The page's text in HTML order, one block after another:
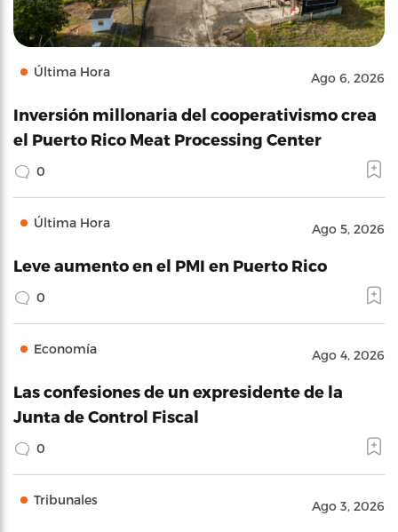
Última Hora Ago 6, 2026
Inversión millonaria del cooperativismo crea
el Puerto Rico Meat Processing Center
0
Última Hora Ago 5, 2026
Leve aumento en el PMI en Puerto Rico
0
Economía Ago 4, 2026
Las confesiones de un expresidente de la
Junta de Control Fiscal
0
Tribunales Ago 3, 2026